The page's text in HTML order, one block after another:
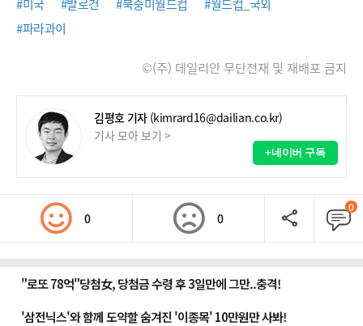
#미국 #발로건 #북중미월드컵
#월드컵_국외
#파라과이
©(주) 데일리안 무단전재 및 재배포 금지
김평호 기자 (kimrard16@dailian.co.kr)
기사 모아 보기 >
+네이버 구독
0 0
0